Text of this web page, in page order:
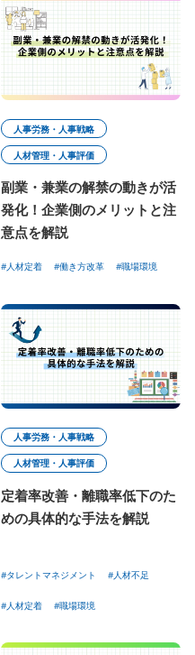
人事労務・人事戦略
人材管理・人事評価
副業・兼業の解禁の動きが活
発化！企業側のメリットと注
意点を解説
#人材定着 #働き方改革 #職場環境
人事労務・人事戦略
人材管理・人事評価
定着率改善・離職率低下のた
めの具体的な手法を解説
#タレントマネジメント #人材不足
#人材定着 #職場環境